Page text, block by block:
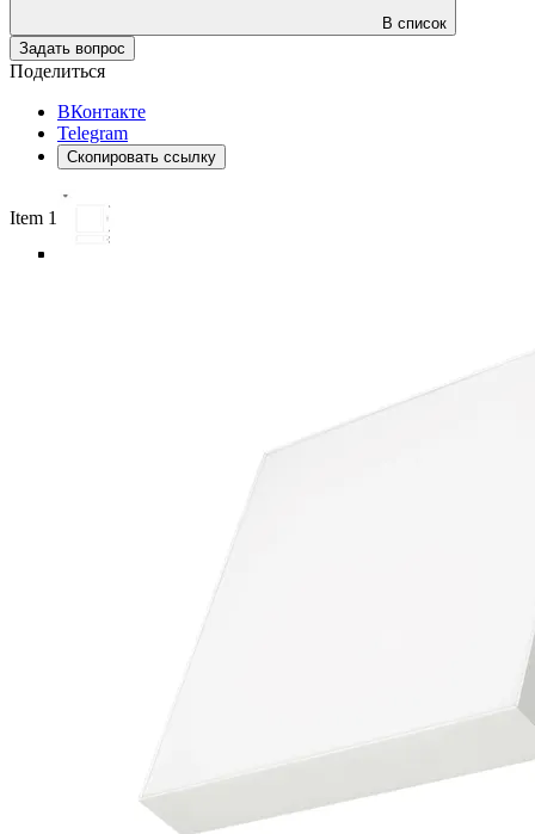
В список
Задать вопрос
Поделиться
ВКонтакте
Telegram
Скопировать ссылку
Item 1 of 6